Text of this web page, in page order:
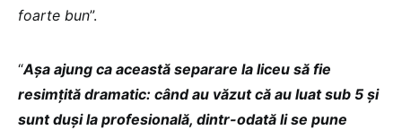
foarte bun”.
“Așa ajung ca această separare la liceu să fie
resimțită dramatic: când au văzut că au luat sub 5 și
sunt duși la profesională, dintr-odată li se pune